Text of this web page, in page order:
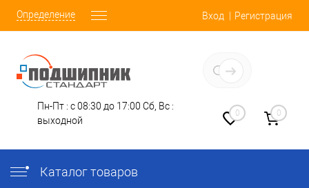
Определение Вход Регистрация
Пн-Пт : с 08:30 до 17:00 Сб, Вс :
выходной
0 0
Каталог товаров